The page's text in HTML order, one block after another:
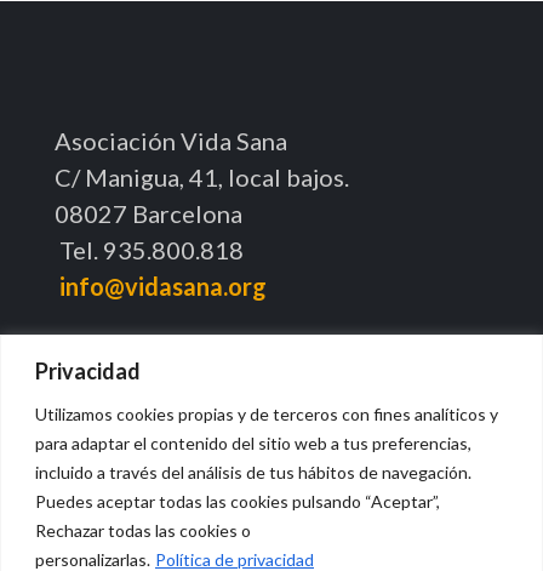
Privacidad
Utilizamos cookies propias y de terceros con fines analíticos y
para adaptar el contenido del sitio web a tus preferencias,
incluido a través del análisis de tus hábitos de navegación.
Puedes aceptar todas las cookies pulsando “Aceptar”,
Rechazar todas las cookies o
personalizarlas. Política de privacidad
Asociación Vida Sana
C/ Manigua, 41, local bajos.
08027 Barcelona
Tel. 935.800.818
info@vidasana.org
Síguenos en redes sociales
LinkedIn
Instagram
YouTube
Facebook